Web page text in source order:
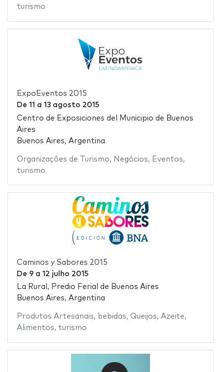
turismo
ExpoEventos 2015
De 11 a 13 agosto 2015
Centro de Exposiciones del Municipio de Buenos
Aires
Buenos Aires, Argentina
Organizações de Turismo, Negócios, Eventos,
turismo
Caminos y Sabores 2015
De 9a 12 julho 2015
La Rural, Predio Ferial de Buenos Aires
Buenos Aires, Argentina
Produtos Artesanais, bebidas, Queijos, Azeite,
Alimentos, turismo